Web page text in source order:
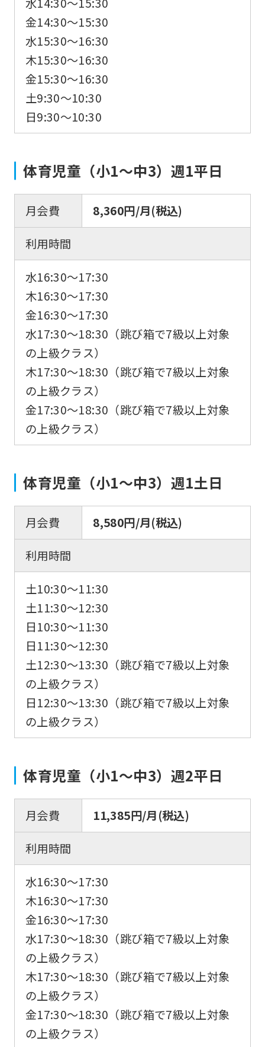
金14:30〜15:30
水15:30〜16:30
木15:30〜16:30
金15:30〜16:30
土9:30〜10:30
日9:30〜10:30
体育児童（小1〜中3）週1平日
月会費
8,360円/月(税込)
利用時間
水16:30〜17:30
木16:30〜17:30
金16:30〜17:30
水17:30～18:30（跳び箱で7級以上対象
の上級クラス）
木17:30～18:30（跳び箱で7級以上対象
の上級クラス）
金17:30～18:30（跳び箱で7級以上対象
の上級クラス）
体育児童（小1〜中3）週1土日
月会費
8,580円/月(税込)
利用時間
土10:30〜11:30
土11:30～12:30
日10:30〜11:30
日11:30〜12:30
土12:30～13:30（跳び箱で7級以上対象
の上級クラス）
日12:30～13:30（跳び箱で7級以上対象
の上級クラス）
体育児童（小1〜中3）週2平日
月会費
11,385円/月(税込)
利用時間
水16:30〜17:30
木16:30〜17:30
金16:30〜17:30
水17:30～18:30（跳び箱で7級以上対象
の上級クラス）
木17:30～18:30（跳び箱で7級以上対象
の上級クラス）
金17:30～18:30（跳び箱で7級以上対象
の上級クラス）